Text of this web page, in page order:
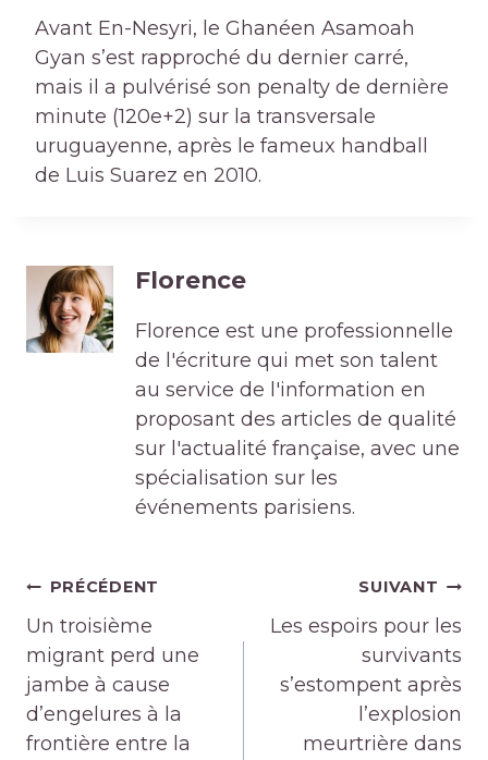
Avant En-Nesyri, le Ghanéen Asamoah
Gyan s’est rapproché du dernier carré,
mais il a pulvérisé son penalty de dernière
minute (120e+2) sur la transversale
uruguayenne, après le fameux handball
de Luis Suarez en 2010.
Florence
Florence est une professionnelle
de l'écriture qui met son talent
au service de l'information en
proposant des articles de qualité
sur l'actualité française, avec une
spécialisation sur les
événements parisiens.
Navigation
de
l’article
PRÉCÉDENT
Un troisième
migrant perd une
jambe à cause
d’engelures à la
frontière entre la
SUIVANT
Les espoirs pour les
survivants
s’estompent après
l’explosion
meurtrière dans